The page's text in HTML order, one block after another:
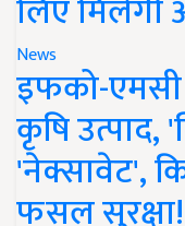
लिए मिलेगी
News
इफको-एमसी
कृषि उत्पाद,
'नेक्सावेट',
फसल सुरक्षा!